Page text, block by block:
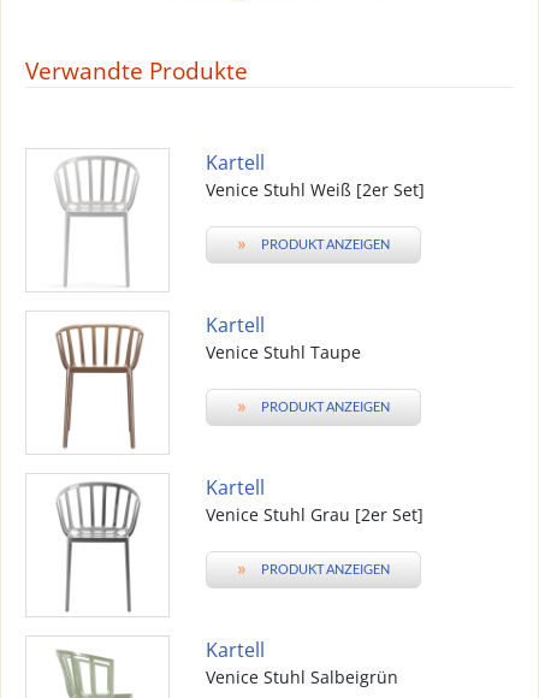
Verwandte Produkte
Kartell
Venice Stuhl Weiß [2er Set]
» PRODUKT ANZEIGEN
Kartell
Venice Stuhl Taupe
» PRODUKT ANZEIGEN
Kartell
Venice Stuhl Grau [2er Set]
» PRODUKT ANZEIGEN
Kartell
Venice Stuhl Salbeigrün